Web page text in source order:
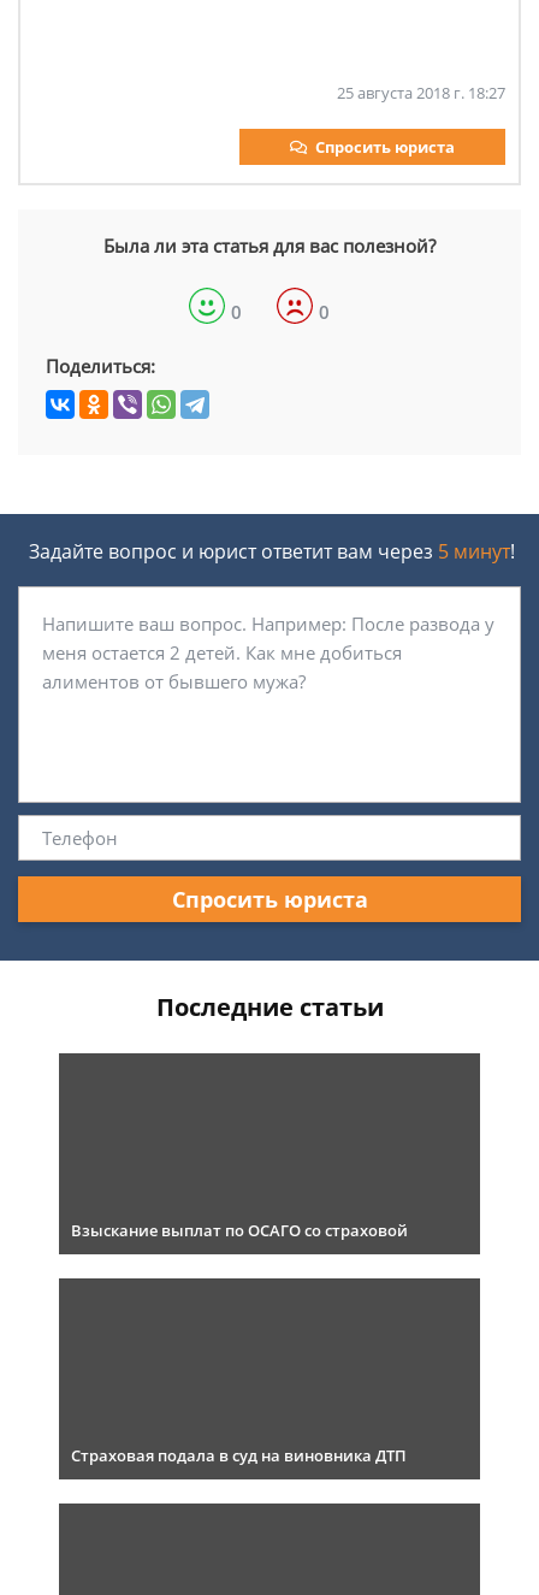
25 августа 2018 г. 18:27
Спросить юриста
Была ли эта статья для вас полезной?
0 0
Поделиться:
Задайте вопрос и юрист ответит вам через 5 минут!
Спросить юриста
Последние статьи
Взыскание выплат по ОСАГО со страховой
Страховая подала в суд на виновника ДТП